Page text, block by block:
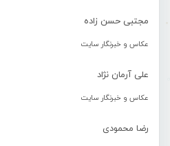
مجتبی حسن زاده
عکاس و خبرنگار سایت
علی آرمان نژاد
عکاس و خبرنگار سایت
رضا محمودی